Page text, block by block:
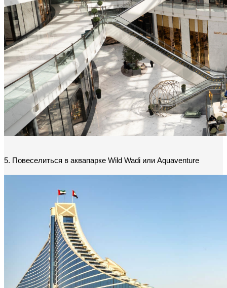
5. Повеселиться в аквапарке Wild Wadi или Aquaventure